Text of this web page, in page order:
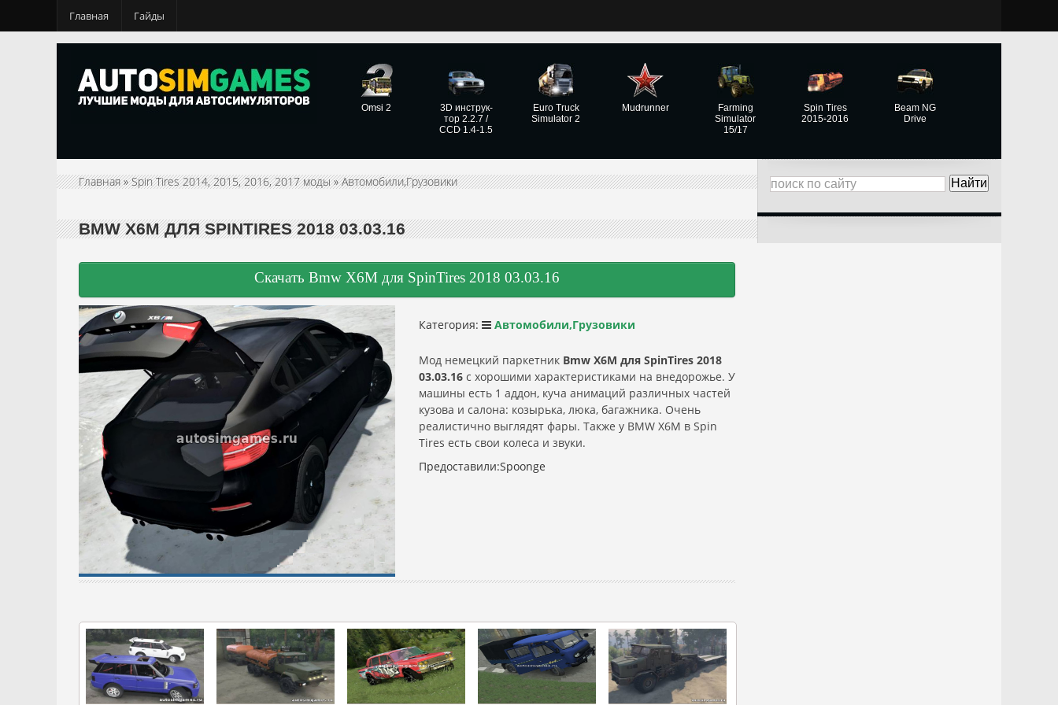
Главная Гайды
Omsi 2
3D инструк­
тор 2.2.7 /
CCD 1.4-1.5
Euro Truck
Simulator 2
Mudrunner
Farming
Simulator
15/17
Spin Tires
2015-2016
Beam NG
Drive
Главная»Spin Tires 2014, 2015, 2016, 2017 моды»Автомобили,Грузовики
BMW X6M ДЛЯ SPINTIRES 2018 03.03.16
Скачать Bmw X6M для SpinTires 2018 03.03.16
Категория: Автомобили,Грузовики
Мод немецкий паркетник Bmw X6M для SpinTires 2018
03.03.16 с хорошими характеристиками на внедорожье. У
машины есть 1 аддон, куча анимаций различных частей
кузова и салона: козырька, люка, багажника. Очень
реалистично выглядят фары. Также у BMW X6M в Spin
Tires есть свои колеса и звуки.
Предоставили:Spoonge